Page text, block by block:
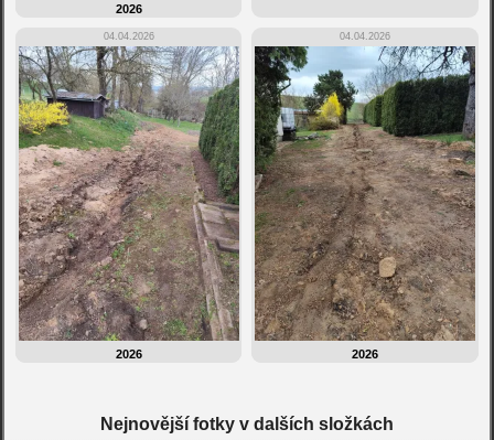
2026
04.04.2026
2026
04.04.2026
2026
Nejnovější fotky v dalších složkách